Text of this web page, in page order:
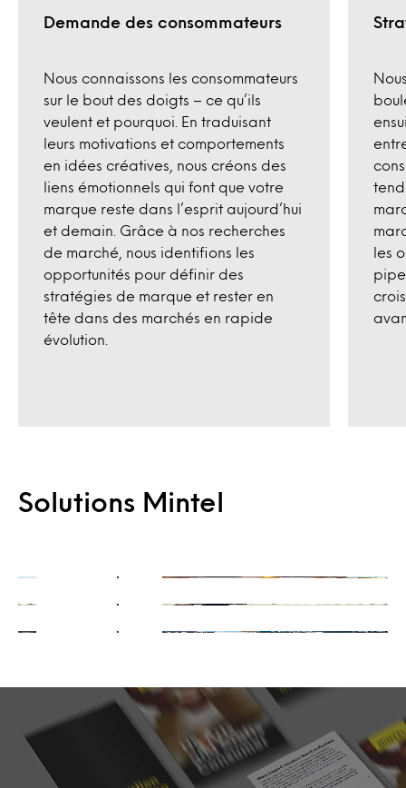
Demande des consommateurs
Nous connaissons les consommateurs
sur le bout des doigts – ce qu’ils
veulent et pourquoi. En traduisant
leurs motivations et comportements
en idées créatives, nous créons des
liens émotionnels qui font que votre
marque reste dans l’esprit aujourd’hui
et demain. Grâce à nos recherches
de marché, nous identifions les
opportunités pour définir des
stratégies de marque et rester en
tête dans des marchés en rapide
évolution.
les
Solutions Mintel
Consulting